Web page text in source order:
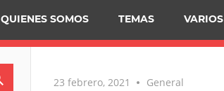
QUIENES SOMOS TEMAS VARIOS
23 febrero, 2021 General